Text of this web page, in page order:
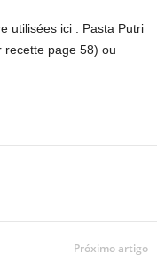
utilisées ici : Pasta Putri
recette page 58) ou
Próximo artigo